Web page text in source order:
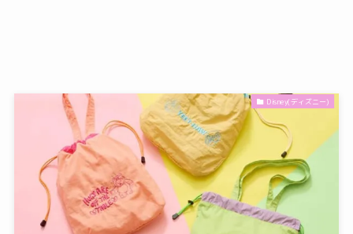
Disney(ディズニー)